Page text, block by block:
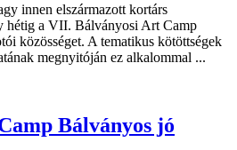
innen elszármazott kortárs
hétig a VII. Bálványosi Art Camp
közösséget. A tematikus kötöttségek
megnyitóján ez alkalommal ...
Bálványos jó